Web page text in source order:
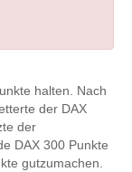
halten. Nach
der DAX
der
DAX 300 Punkte
gutzumachen.